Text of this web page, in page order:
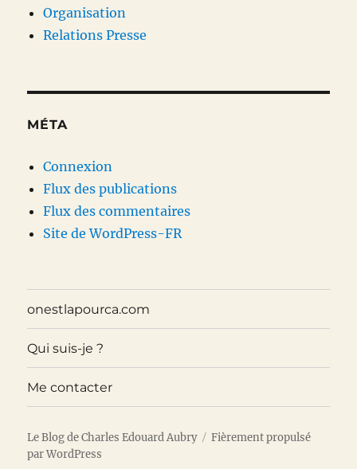
Organisation
Relations Presse
MÉTA
Connexion
Flux des publications
Flux des commentaires
Site de WordPress-FR
onestlapourca.com
Qui suis-je ?
Me contacter
Le Blog de Charles Edouard Aubry
Fièrement propulsé
par WordPress